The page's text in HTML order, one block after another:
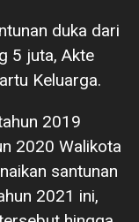
duka dari
5 juta, Akte
Keluarga.
2019
2020 Walikota
santunan
2021 ini,